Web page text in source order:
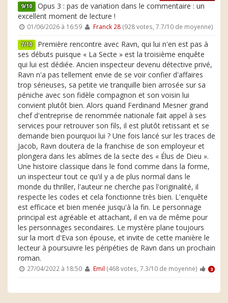
9/10 Opus 3 : pas de variation dans le commentaire : un
excellent moment de lecture !
01/06/2026 à 16:59 Franck 28(928 votes, 7.7/10 de moyenne)
7/10 Première rencontre avec Ravn, qui lui n'en est pas à
ses débuts puisque « La Secte » est la troisième enquête
qui lui est dédiée. Ancien inspecteur devenu détective privé,
Ravn n'a pas tellement envie de se voir confier d'affaires
trop sérieuses, sa petite vie tranquille bien arrosée sur sa
péniche avec son fidèle compagnon et son voisin lui
convient plutôt bien. Alors quand Ferdinand Mesner grand
chef d'entreprise de renommée nationale fait appel à ses
services pour retrouver son fils, il est plutôt retissant et se
demande bien pourquoi lui ? Une fois lancé sur les traces de
Jacob, Ravn doutera de la franchise de son employeur et
plongera dans les abîmes de la secte des « Élus de Dieu ».
Une histoire classique dans le fond comme dans la forme,
un inspecteur tout ce qu'il y a de plus normal dans le
monde du thriller, l'auteur ne cherche pas l'originalité, il
respecte les codes et cela fonctionne très bien. L'enquête
est efficace et bien menée jusqu'à la fin. Le personnage
principal est agréable et attachant, il en va de même pour
les personnages secondaires. Le mystère plane toujours
sur la mort d'Eva son épouse, et invite de cette manière le
lecteur à poursuivre les péripéties de Ravn dans un prochain
roman.
27/04/2022 à 18:50 Emil (468 votes, 7.3/10 de moyenne) 3